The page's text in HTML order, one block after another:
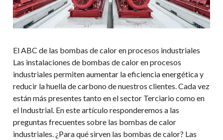
El ABC de las bombas de calor en procesos industriales
Las instalaciones de bombas de calor en procesos
industriales permiten aumentar la eficiencia energética y
reducir la huella de carbono de nuestros clientes. Cada vez
están más presentes tanto en el sector Terciario como en
el Industrial. En este artículo responderemos a las
preguntas frecuentes sobre las bombas de calor
industriales. ¿Para qué sirven las bombas de calor? Las